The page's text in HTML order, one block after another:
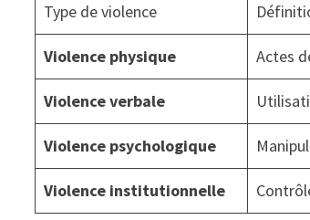
Type de violence
Violence physique Actes
Violence verbale
Violence psychologique
Violence institutionnelle